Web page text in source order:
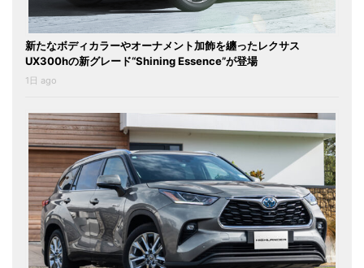
新たなボディカラーやオーナメント加飾を纏ったレクサス
UX300hの新グレード“Shining Essence”が登場
1日 ago